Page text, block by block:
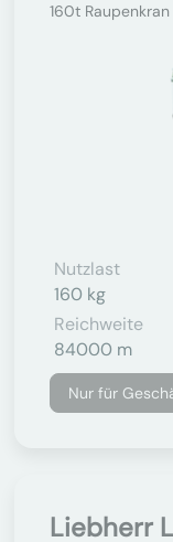
160t Raupenkran
Nutzlast
160 kg
Reichweite
84000 m
Nur für
Liebherr